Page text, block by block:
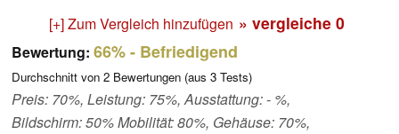
[+] Zum Vergleich hinzufügen » vergleiche 0
Bewertung: 66%- Befriedigend
Durchschnitt von 2 Bewertungen (aus 3 Tests)
Preis: 70%, Leistung: 75%, Ausstattung: - %,
Bildschirm: 50% Mobilität: 80%, Gehäuse: 70%,